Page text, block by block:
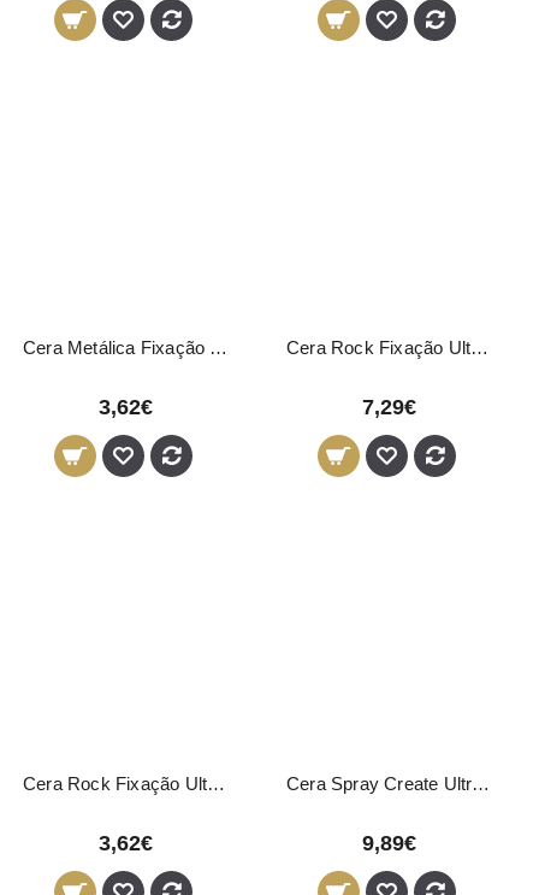
Cera Metálica Fixação Forte Novon Professional 50ml
3,62€
Cera Rock Fixação Ultra Forte Novon Professional 150ml
7,29€
Cera Rock Fixação Ultra Forte Novon Professional 50ml
3,62€
Cera Spray Create Ultra Forte Novon 200ml
9,89€